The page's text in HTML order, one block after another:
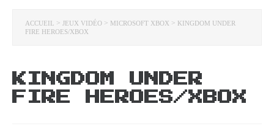
ACCUEIL > JEUX VIDÉO > MICROSOFT XBOX > KINGDOM UNDER
FIRE HEROES/XBOX
KINGDOM UNDER
FIRE HEROES/XBOX